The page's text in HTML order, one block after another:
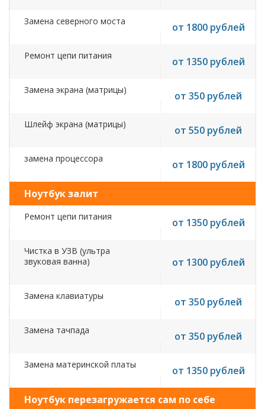
Замена северного моста от 1800 рублей
Ремонт цепи питания от 1350 рублей
Замена экрана (матрицы) от 350 рублей
Шлейф экрана (матрицы) от 550 рублей
замена процессора от 1800 рублей
Ноутбук залит
Ремонт цепи питания от 1350 рублей
Чистка в УЗВ (ультра
звуковая ванна)
от 1300 рублей
Замена клавиатуры от 350 рублей
Замена тачпада от 350 рублей
Замена материнской платы от 1350 рублей
Ноутбук перезагружается сам по себе